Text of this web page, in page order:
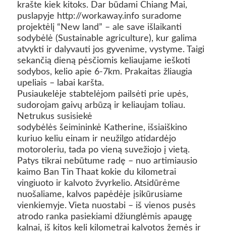
krašte kiek kitoks. Dar būdami Chiang Mai,
puslapyje http://workaway.info suradome
projektėlį “New land” – ale save išlaikanti
sodybėlė (Sustainable agriculture), kur galima
atvykti ir dalyvauti jos gyvenime, vystyme. Taigi
sekančią dieną pėsčiomis keliaujame ieškoti
sodybos, kelio apie 6-7km. Prakaitas žliaugia
upeliais – labai karšta.
Pusiaukelėje stabtelėjom pailsėti prie upės,
sudorojam gaivų arbūzą ir keliaujam toliau.
Netrukus susisiekė
sodybėlės šeimininkė Katherine, išsiaiškino
kuriuo keliu einam ir neužilgo atidardėjo
motoroleriu, tada po vieną suvežiojo į vietą.
Patys tikrai nebūtume radę – nuo artimiausio
kaimo Ban Tin Thaat kokie du kilometrai
vingiuoto ir kalvoto žvyrkelio. Atsidūrėme
nuošaliame, kalvos papėdėje įsikūrusiame
vienkiemyje. Vieta nuostabi – iš vienos pusės
atrodo ranka pasiekiami džiunglėmis apaugę
kalnai, iš kitos keli kilometrai kalvotos žemės ir